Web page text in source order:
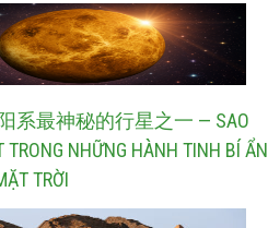
系最神秘的行星之一 — SAO
TRONG NHỮNG HÀNH TINH BÍ ẨN
TRỜI